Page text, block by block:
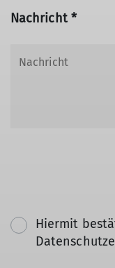
Nachricht *
Hiermit